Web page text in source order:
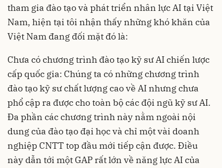
tham gia đào tạo và phát triển nhân lực AI tại Việt
Nam, hiện tại tôi nhận thấy những khó khăn của
Việt Nam đang đối mặt đó là:
Chưa có chương trình đào tạo kỹ sư AI chiến lược
cấp quốc gia: Chúng ta có những chương trình
đào tạo kỹ sư chất lượng cao về AI nhưng chưa
phổ cập ra được cho toàn bộ các đội ngũ kỹ sư AI.
Đa phần các chương trình này nằm ngoài nội
dung của đào tạo đại học và chỉ một vài doanh
nghiệp CNTT top đầu mới tiếp cận được. Điều
này dẫn tới một GAP rất lớn về năng lực AI của